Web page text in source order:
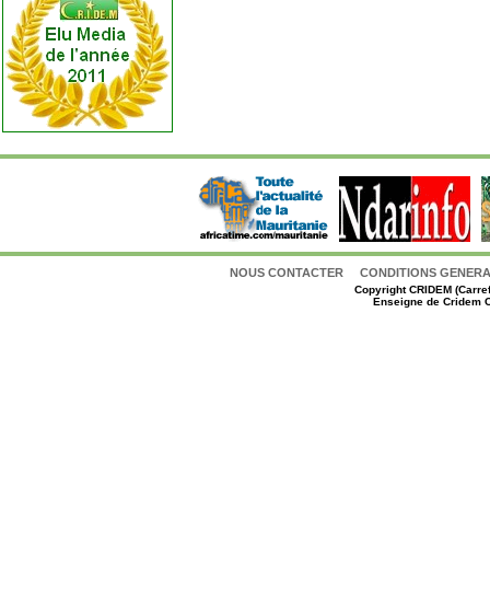
NOUS CONTACTER CONDITIONS
CopyrightCRIDEM
Enseigne de Cridem